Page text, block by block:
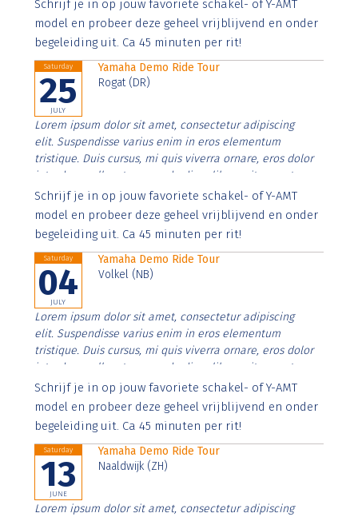
imperdiet. Nunc ut sem vitae risus tristique posuere.
Schrijf je in op jouw favoriete schakel- of Y-AMT
model en probeer deze geheel vrijblijvend en onder
begeleiding uit. Ca 45 minuten per rit!
Saturday
25
JULY
Yamaha Demo Ride Tour
Rogat (DR)
Lorem ipsum dolor sit amet, consectetur adipiscing
elit. Suspendisse varius enim in eros elementum
tristique. Duis cursus, mi quis viverra ornare, eros dolor
interdum nulla, ut commodo diam libero vitae erat.
Aenean faucibus nibh et justo cursus id rutrum lorem
imperdiet. Nunc ut sem vitae risus tristique posuere.
Schrijf je in op jouw favoriete schakel- of Y-AMT
model en probeer deze geheel vrijblijvend en onder
begeleiding uit. Ca 45 minuten per rit!
Saturday
04
JULY
Yamaha Demo Ride Tour
Volkel (NB)
Lorem ipsum dolor sit amet, consectetur adipiscing
elit. Suspendisse varius enim in eros elementum
tristique. Duis cursus, mi quis viverra ornare, eros dolor
interdum nulla, ut commodo diam libero vitae erat.
Aenean faucibus nibh et justo cursus id rutrum lorem
imperdiet. Nunc ut sem vitae risus tristique posuere.
Schrijf je in op jouw favoriete schakel- of Y-AMT
model en probeer deze geheel vrijblijvend en onder
begeleiding uit. Ca 45 minuten per rit!
Saturday
13
JUNE
Yamaha Demo Ride Tour
Naaldwijk (ZH)
Lorem ipsum dolor sit amet, consectetur adipiscing